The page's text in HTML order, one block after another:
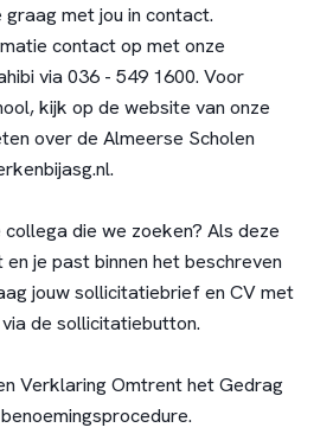
met jou in contact.
contact op metonze
via 036 - 549 1600. Voor
kijk op de website van onze
over de Almeerse Scholen
collega die we zoeken? Als deze
je past binnen het beschreven
jouw sollicitatiebrief en CV met
de sollicitatiebutton.
Verklaring Omtrent het Gedrag